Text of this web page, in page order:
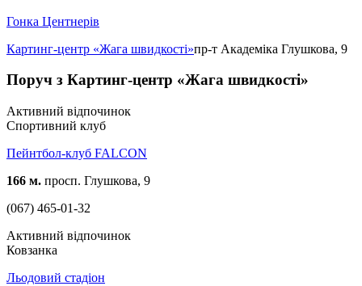
Гонка Центнерів
Картинг-центр «Жага швидкості»пр-т Академіка Глушкова, 9
Поруч з Картинг-центр «Жага швидкості»
Активний відпочинок
Спортивний клуб
Пейнтбол-клуб FALCON
166 м. просп. Глушкова, 9
(067) 465-01-32
Активний відпочинок
Ковзанка
Льодовий стадіон